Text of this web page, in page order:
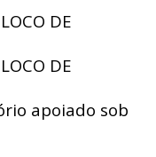
DE
DE
apoiado sob